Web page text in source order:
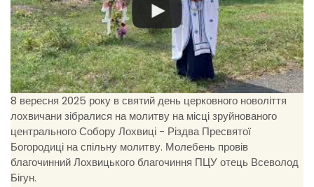
8 вересня 2025 року в святий день церковного новоліття
лохвичани зібралися на молитву на місці зруйнованого
центрального Собору Лохвиці - Різдва Пресвятої
Богородиці на спільну молитву. Молебень провів
благочинний Лохвицького благочиння ПЦУ отець Всеволод
Бігун.